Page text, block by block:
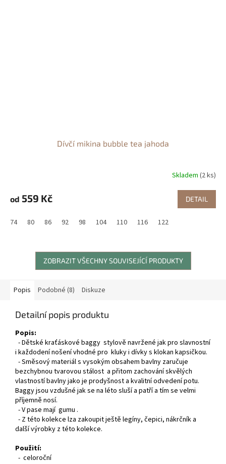
Dívčí mikina bubble tea jahoda
Skladem (2 ks)
od 559 Kč DETAIL
74 80 86 92 98 104 110 116 122
ZOBRAZIT VŠECHNY SOUVISEJÍCÍ PRODUKTY
Popis Podobné (8) Diskuze
Detailní popis produktu
Popis:
- Dětské kraťáskové baggy stylově navržené jak pro slavnostní
i každodení nošení vhodné pro kluky i dívky s klokan kapsičkou.
- Směsový materiál s vysokým obsahem bavlny zaručuje
bezchybnou tvarovou stálost a přitom zachování skvělých
vlastností bavlny jako je prodyšnost a kvalitní odvedení potu.
Baggy jsou vzdušné jak se na léto sluší a patří a tím se velmi
příjemně nosí.
- V pase mají gumu .
- Z této kolekce lza zakoupit ještě legíny, čepici, nákrčník a
další výrobky z této kolekce.
Použití:
- celoroční